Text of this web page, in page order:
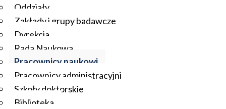
Oddziały
Zakłady i grupy badawcze
Dyrekcja
Rada Naukowa
Pracownicy naukowi
Pracownicy administracyjni
Szkoły doktorskie
Biblioteka